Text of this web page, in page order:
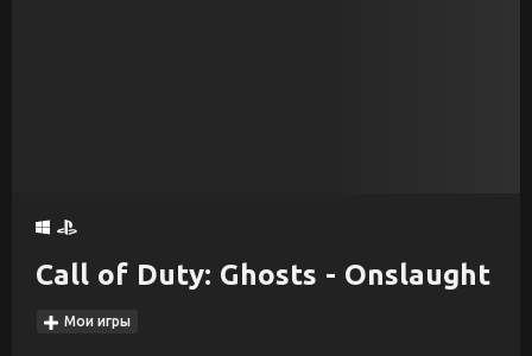
Call of Duty: Ghosts - Onslaught
Мои игры